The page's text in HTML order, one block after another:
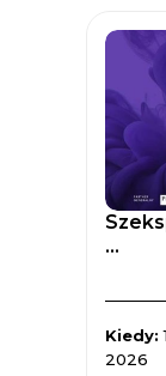
...
Kiedy:
2026